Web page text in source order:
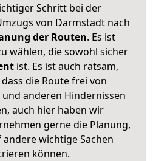
Schritt bei der
von Darmstadt nach
der Routen. Es ist
wählen, die sowohl sicher
ist. Es ist auch ratsam,
die Route frei von
anderen Hindernissen
auch hier haben wir
gerne die Planung,
wichtige Sachen
können.